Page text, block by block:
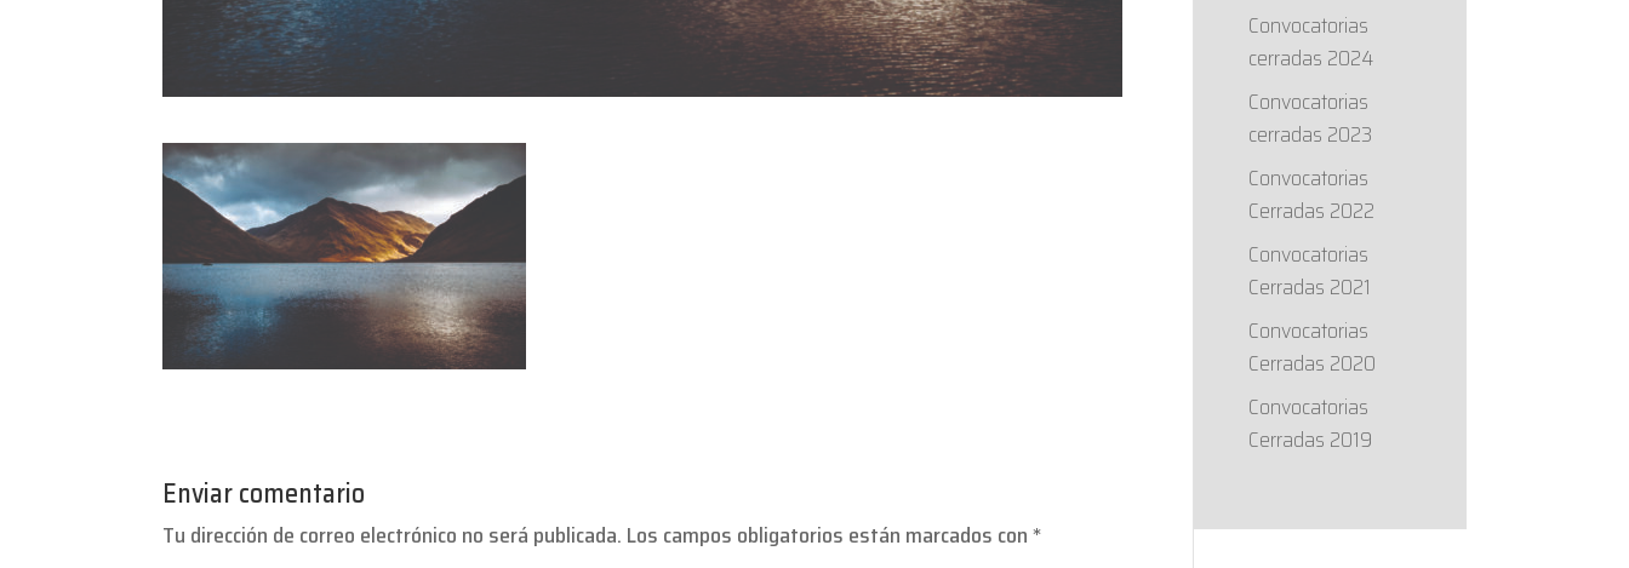
Enviar comentario
Tu dirección de correo electrónico no será publicada. Los campos obligatorios están marcados con*
Convocatorias
cerradas 2024
Convocatorias
cerradas 2023
Convocatorias
Cerradas 2022
Convocatorias
Cerradas 2021
Convocatorias
Cerradas 2020
Convocatorias
Cerradas 2019